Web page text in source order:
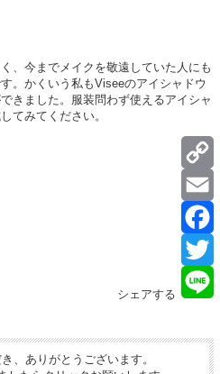
、今までメイクを敬遠していた人にも
。かくいう私もViseeのアイシャドウ
きました。服装問わず使えるアイシャ
てみてください。
シェアする
、ありがとうございます。